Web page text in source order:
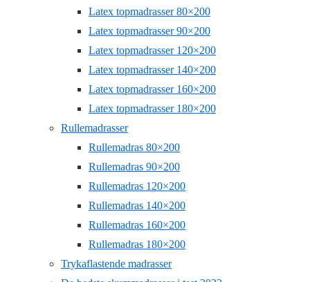
Latex topmadrasser 80×200
Latex topmadrasser 90×200
Latex topmadrasser 120×200
Latex topmadrasser 140×200
Latex topmadrasser 160×200
Latex topmadrasser 180×200
Rullemadrasser
Rullemadras 80×200
Rullemadras 90×200
Rullemadras 120×200
Rullemadras 140×200
Rullemadras 160×200
Rullemadras 180×200
Trykaflastende madrasser